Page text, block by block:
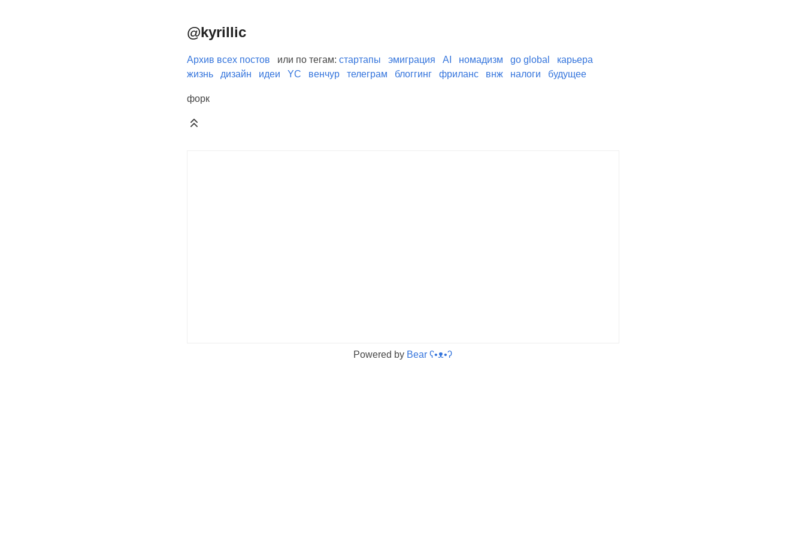
@kyrillic
Архив всех постов или по тегам: стартапы эмиграция AI номадизм go global
карьера
жизнь
дизайн идеи YC венчур телеграм блоггинг фриланс внж налоги будущее
форк
Powered by Bear ʕ•ᴥ•ʔ